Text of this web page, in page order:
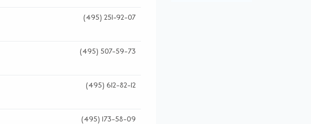
(495) 251-92-07
(495) 507-59-73
(495) 612-82-12
(495) 173-58-09